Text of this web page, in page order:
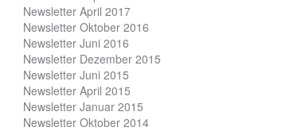
Newsletter April 2017
Newsletter Oktober 2016
Newsletter Juni 2016
Newsletter Dezember 2015
Newsletter Juni 2015
Newsletter April 2015
Newsletter Januar 2015
Newsletter Oktober 2014